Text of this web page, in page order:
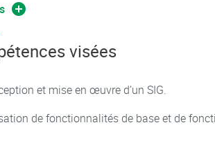
de cartes numériques de l’ensemble
dans le SIG d’une série de données
visées
et mise en œuvre d’un SIG.
de fonctionnalités de base et de